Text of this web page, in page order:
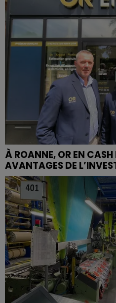
À ROANNE, OR EN
AVANTAGES DE